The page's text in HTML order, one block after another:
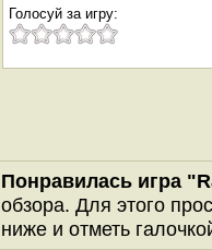
Голосуй за игру:
Понравилась игра
обзора. Для этого
ниже и отметь